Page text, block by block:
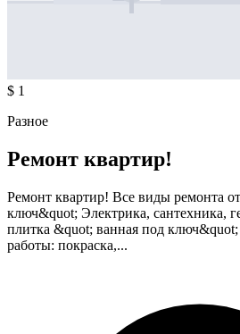
$ 1
Разное
Ремонт квартир!
Ремонт квартир! Все виды ремонта
ключ&quot; Электрика, сантехника,
плитка &quot; ванная под
работы: покраска,...